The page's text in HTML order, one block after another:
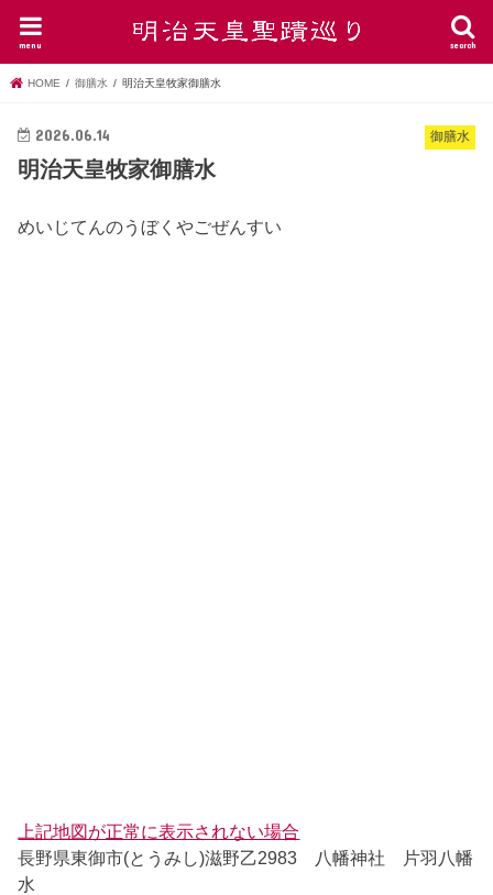
search
menu
HOME 御膳水 明治天皇牧家御膳水
御膳水
2026.06.14
明治天皇牧家御膳水
めいじてんのうぼくやごぜんすい
上記地図が正常に表示されない場合
長野県東御市(とうみし)滋野乙2983 八幡神社 片羽八幡
水